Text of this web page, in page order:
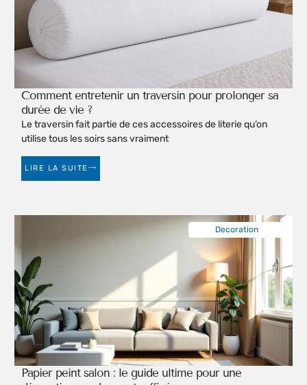
Comment entretenir un traversin pour prolonger sa
durée de vie ?
Le traversin fait partie de ces accessoires de literie qu’on
utilise tous les soirs sans vraiment
LIRE LA SUITE
Papier peint salon : le guide ultime pour une
Decoration